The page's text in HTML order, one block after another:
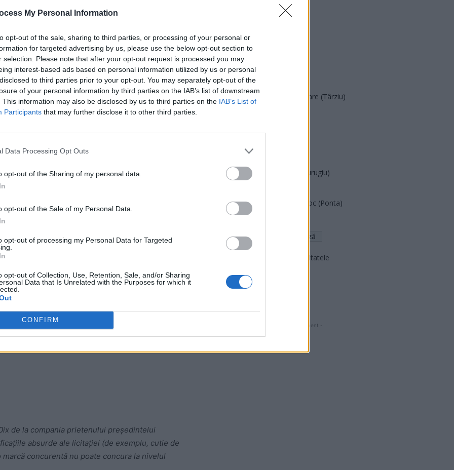
My Personal Information
opt-out of the sale, sharing to third parties, or processing of your personal or
for targeted advertising by us, please use the below opt-out section to
selection. Please note that after your opt-out request is processed you may
interest-based ads based on personal information utilized by us or personal
to third parties prior to your opt-out. You may separately opt-out of the
of your personal information by third parties on the IAB’s list of downstream
This information may also be disclosed by us to third parties on the IAB’s List of
Participants that may further disclose it to other third parties.
Data Processing Opt Outs
opt-out of the Sharing of my personal data.
opt-out of the Sale of my Personal Data.
opt-out of processing my Personal Data for Targeted
opt-out of Collection, Use, Retention, Sale, and/or Sharing
Data that Is Unrelated with the Purposes for which it
CONFIRM
Twitter tag către Parchetul European condus de
Twitter este rețeaua de socializare preferată în
de Inspectoratul General al Poliției Române
compania Automobile Bavaria, deținută de
al președintelui Klaus Iohannis. IGPR a cerut
tehnice atât de amănunțite încă doar unele
-
de la compania prietenului președintelui
absurde ale licitației (de exemplu, cutie de
concurentă nu poate concura la nivelul
SENS
SOS (Șoșoacă)
POT (Gavrilă)
PACE (Peia)
Acțiunea Conservatoare (Târziu)
PNCR (Terheș)
Partidul Patrioților (Surugiu)
România pe Primul Loc (Ponta)
Altul
Arată rezultatele
Arhiva sondajelor
- Advertisment -